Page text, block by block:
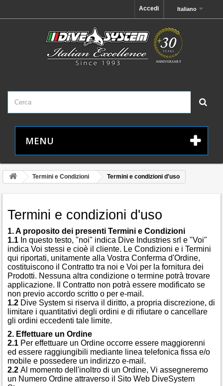
Italiano
Accedi
MENU
Termini e Condizioni Termini e condizioni d'uso
Termini e condizioni d'uso
1. A proposito dei presenti Termini e Condizioni
1.1 In questo testo, "noi" indica Dive Industries srl e "Voi"
indica Voi stessi e cioè il cliente. Le Condizioni e i Termini
qui riportati, unitamente alla Vostra Conferma d'Ordine,
costituiscono il Contratto tra noi e Voi per la fornitura dei
Prodotti. Nessuna altra condizione o termine potrà trovare
applicazione. Il Contratto non potrà essere modificato se
non previo accordo scritto o per e-mail.
1.2 Dive System si riserva il diritto, a propria discrezione, di
limitare i quantitativi degli ordini e di rifiutare o cancellare
gli ordini eccedenti tale limite.
2. Effettuare un Ordine
2.1 Per effettuare un Ordine occorre essere maggiorenni
ed essere raggiungibili mediante linea telefonica fissa e/o
mobile e possedere un indirizzo e-mail.
2.2 Al momento dell'inoltro di un Ordine, Vi assegneremo
un Numero Ordine attraverso il Sito Web DiveSystem